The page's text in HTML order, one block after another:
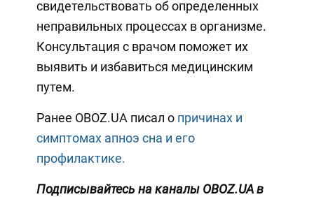
свидетельствовать об определенных
неправильных процессах в организме.
Консультация с врачом поможет их
выявить и избавиться медицинским
путем.
Ранее OBOZ.UA писал о причинах и
симптомах апноэ сна и его
профилактике.
Подписывайтесь на каналы OBOZ.UA в